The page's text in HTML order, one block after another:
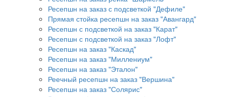
Ресепшн на заказ с подсветкой "Дефиле"
Прямая стойка ресепшн на заказ "Авангард"
Ресепшн с подсветкой на заказ "Карат"
Ресепшн с подсветкой на заказ "Лофт"
Ресепшн на заказ "Каскад"
Ресепшн на заказ "Миллениум"
Ресепшн на заказ "Эталон"
Реечный ресепшн на заказ "Вершина"
Ресепшн на заказ "Солярис"